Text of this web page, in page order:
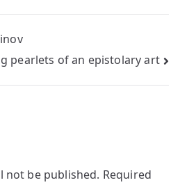
pearlets of an epistolary art
not be published. Required